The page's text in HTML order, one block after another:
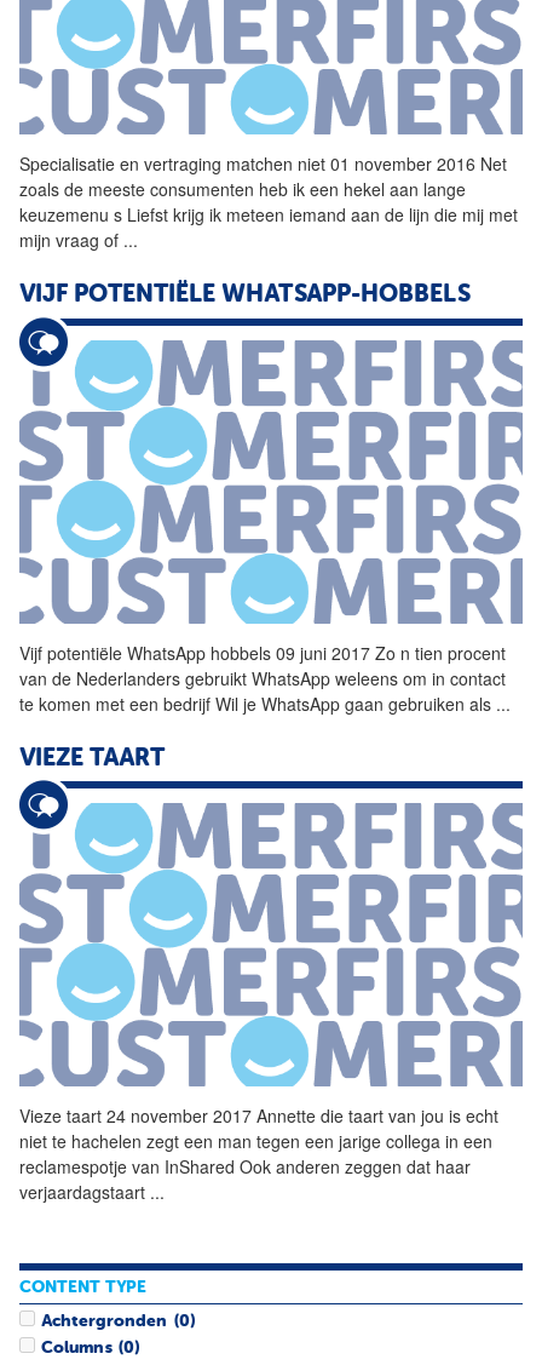
Specialisatie en vertraging matchen niet 01 november 2016 Net
zoals de meeste consumenten heb ik een hekel aan lange
keuzemenu s Liefst krijg ik meteen iemand aan de lijn die mij met
mijn vraag of ...
VIJF POTENTIËLE WHATSAPP-HOBBELS
Vijf potentiële WhatsApp hobbels 09 juni 2017 Zo n tien procent
van de Nederlanders gebruikt WhatsApp weleens om in contact
te komen met een bedrijf Wil je WhatsApp gaan gebruiken als ...
VIEZE TAART
Vieze taart 24 november 2017 Annette die taart van jou is echt
niet te hachelen zegt een man tegen een jarige collega in een
reclamespotje van InShared Ook anderen zeggen dat haar
verjaardagstaart ...
CONTENT TYPE
Achtergronden (0)
Columns (0)